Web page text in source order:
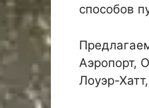
способов
Аэропорт,
Лоуэр-